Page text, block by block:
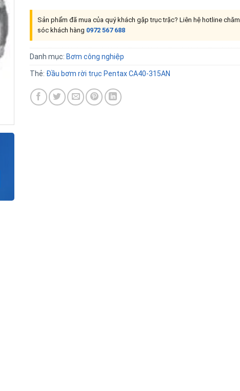
Sản phẩm đã mua của quý khách gặp trục trặc? Liên hệ hotline chăm
sóc khách hàng 0972 567 688
Danh mục: Bơm công nghiệp
Thẻ: Đầu bơm rời trục Pentax CA40-315AN